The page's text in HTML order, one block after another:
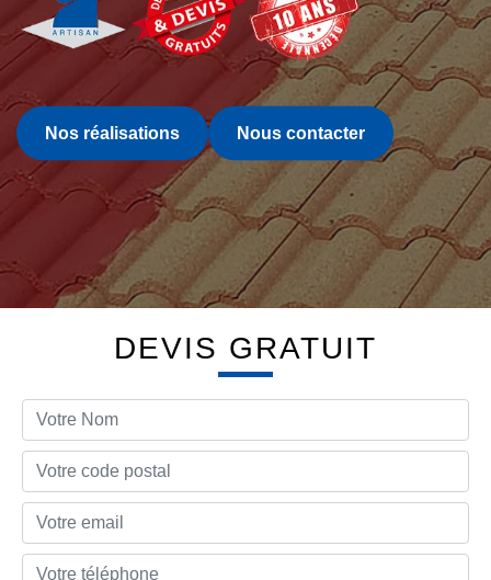
Nos réalisations Nous contacter
DEVIS GRATUIT